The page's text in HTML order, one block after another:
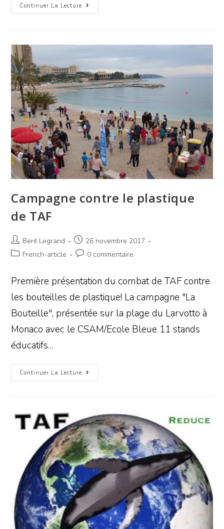
Continuer La Lecture
Campagne contre le plastique
de TAF
Berit Legrand
26 novembre 2017
French-article
0 commentaire
Première présentation du combat de TAF contre
les bouteilles de plastique! La campagne "La
Bouteille", présentée sur la plage du Larvotto à
Monaco avec le CSAM/Ecole Bleue 11 stands
éducatifs…
Continuer La Lecture